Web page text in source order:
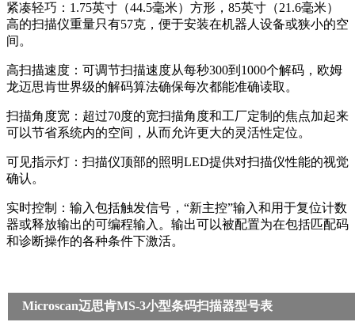
紧凑轻巧：1.75英寸（44.5毫米）方形，85英寸（21.6毫米）
高的扫描仪重量只有57克，便于安装在机器人设备或狭小的空
间。
高扫描速度：可调节扫描速度从每秒300到1000个解码，欧姆
龙迈思肯世界级的解码算法确保每次都能准确读取。
扫描角度宽：超过70度的宽扫描角度和工厂定制的焦点加起来
可以节省系统内的空间，从而允许更大的灵活性定位。
可见指示灯：扫描仪顶部的照明LED提供对扫描仪性能的视觉
确认。
实时控制：输入包括触发信号，“新主控”输入和用于复位计数
器或释放输出的可编程输入。输出可以被配置为在包括匹配码
和诊断操作的各种条件下激活。
Microscan迈思肯MS-3小型条码扫描器型号表